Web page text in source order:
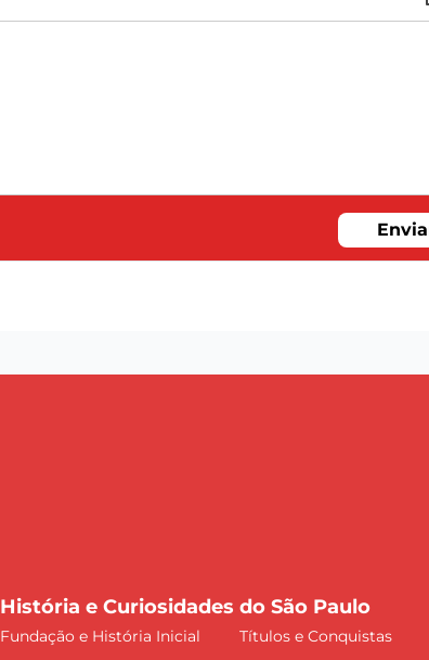
História e Curiosidades do São Paulo
Fundação e História Inicial Títulos e Conquistas